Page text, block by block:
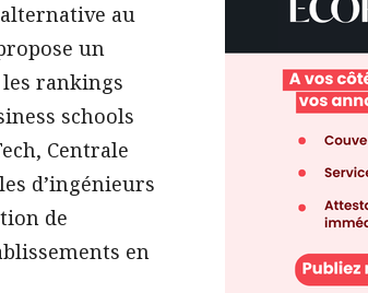
alternative au
un
rankings
schools
Centrale
d’ingénieurs
de
en